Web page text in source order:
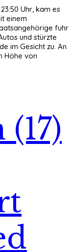
Uhr, kam es
einem
fuhr
und stürzte
im Gesicht zu. An
Höhe von